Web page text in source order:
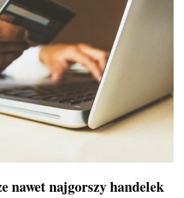
nawet najgorszy handelek